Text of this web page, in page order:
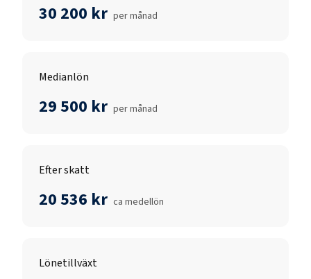
30 200 kr per månad
Medianlön
29 500 kr per månad
Efter skatt
20 536 kr ca medellön
Lönetillväxt